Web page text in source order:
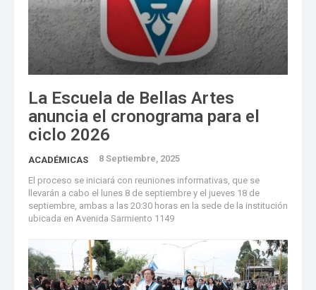
La Escuela de Bellas Artes
anuncia el cronograma para el
ciclo 2026
ACADÉMICAS 8 Septiembre, 2025
El proceso se iniciará con reuniones informativas, que se
llevarán a cabo el lunes 8 de septiembre y el jueves 18 de
septiembre, ambas a las 20:30 horas en la sede de la institución
ubicada en Avenida Sarmiento 1149